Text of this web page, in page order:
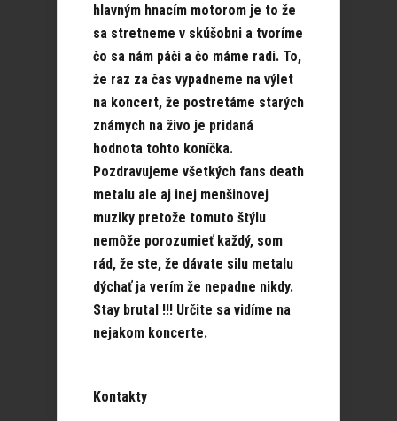
hlavným hnacím motorom je to že
sa stretneme v skúšobni a tvoríme
čo sa nám páči a čo máme radi. To,
že raz za čas vypadneme na výlet
na koncert, že postretáme starých
známych na živo je pridaná
hodnota tohto koníčka.
Pozdravujeme všetkých fans death
metalu ale aj inej menšinovej
muziky pretože tomuto štýlu
nemôže porozumieť každý, som
rád, že ste, že dávate silu metalu
dýchať ja verím že nepadne nikdy.
Stay brutal !!! Určite sa vidíme na
nejakom koncerte.
Kontakty